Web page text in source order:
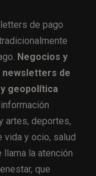
de pago
Negocios y
newsletters de
geopolítica
artes, deportes,
vida y ocio, salud
la atención
que